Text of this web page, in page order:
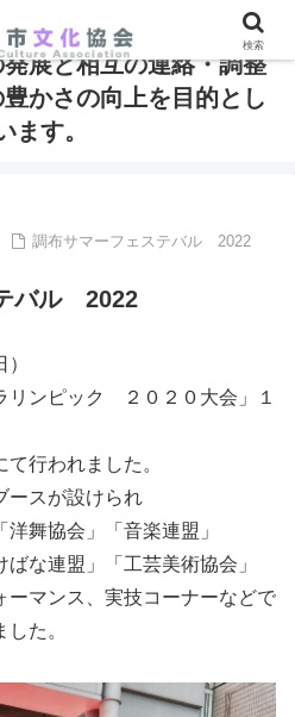
術・文化の発信と振興
展と相互の連絡・調整
かさの向上を目的とし
ます。
調布サマーフェステバル 2022
バル 2022
リンピック ２０２０大会」１
行われました。
ースが設けられ
洋舞協会」「音楽連盟」
ばな連盟」「工芸美術協会」
ーマンス、実技コーナーなどで
た。
検索